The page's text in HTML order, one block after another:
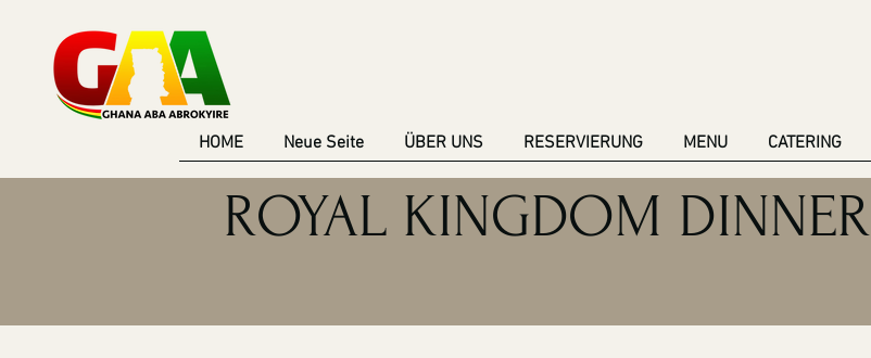
HOME Neue Seite ÜBER UNS RESERVIERUNG MENU CATERING
ROYAL KINGDOM DINNER